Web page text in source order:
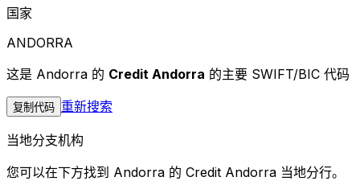
国家
ANDORRA
这是 Andorra 的 Credit Andorra 的主要 SWIFT/BIC 代码
复制代码 重新搜索
当地分支机构
您可以在下方找到 Andorra 的 Credit Andorra 当地分行。